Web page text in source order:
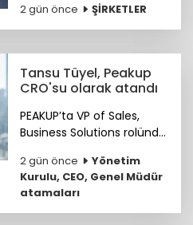
yeni showroomuyla
güvenlik ve erişim
buluşturuyor.
2 gün önce ŞİRKETLER
Tansu Tüyel, Peakup
CRO'su olarak atandı
PEAKUP’ta VP of Sales,
Business Solutions rolünde
Tansu Tüyel, bundan
sonra görevine Chief
Revenue Officer (CRO)
olarak devam edecek.
2 gün önce
Yönetim
Kurulu, CEO, Genel Müdür
atamaları